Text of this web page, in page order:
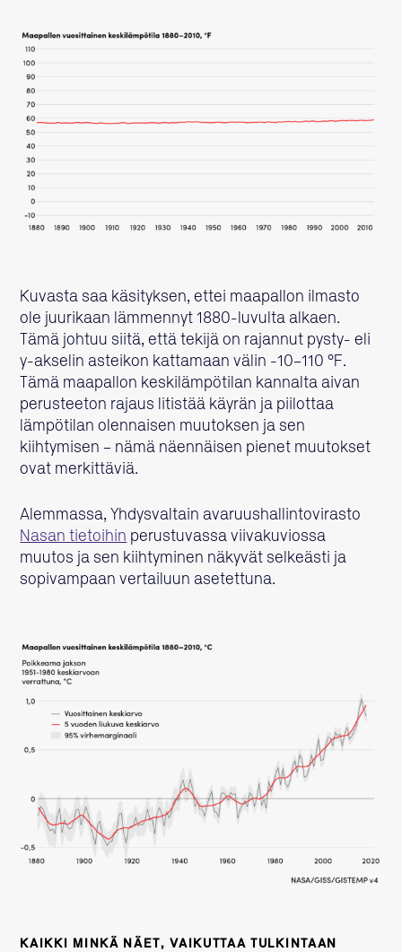
Kuvasta saa käsityksen, ettei maapallon ilmasto
ole juurikaan lämmennyt 1880-luvulta alkaen.
Tämä johtuu siitä, että tekijä on rajannut pysty- eli
y-akselin asteikon kattamaan välin -10–110 °F.
Tämä maapallon keskilämpötilan kannalta aivan
perusteeton rajaus litistää käyrän ja piilottaa
lämpötilan olennaisen muutoksen ja sen
kiihtymisen – nämä näennäisen pienet muutokset
ovat merkittäviä.
Alemmassa, Yhdysvaltain avaruushallintovirasto
Nasan tietoihin perustuvassa viivakuviossa
muutos ja sen kiihtyminen näkyvät selkeästi ja
sopivampaan vertailuun asetettuna.
KAIKKI MINKÄ NÄET, VAIKUTTAA TULKINTAAN